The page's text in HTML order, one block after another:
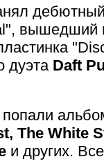
вышедший
дуэта Daft
The White
и других.